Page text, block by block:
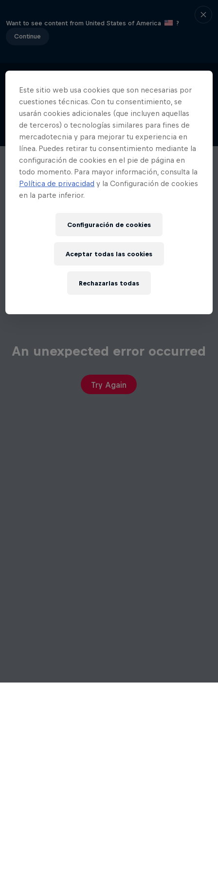
Want to see content from United States of America
?
Continue
An unexpected error occurred
Try Again
Este sitio web usa cookies que son necesarias por
cuestiones técnicas. Con tu consentimiento, se
usarán cookies adicionales (que incluyen aquellas
de terceros) o tecnologías similares para fines de
mercadotecnia y para mejorar tu experiencia en
línea. Puedes retirar tu consentimiento mediante la
configuración de cookies en el pie de página en
todo momento. Para mayor información, consulta la
Política de privacidad y la Configuración de cookies
en la parte inferior.
Configuración de cookies
Rechazarlas todas
Aceptar todas las cookies